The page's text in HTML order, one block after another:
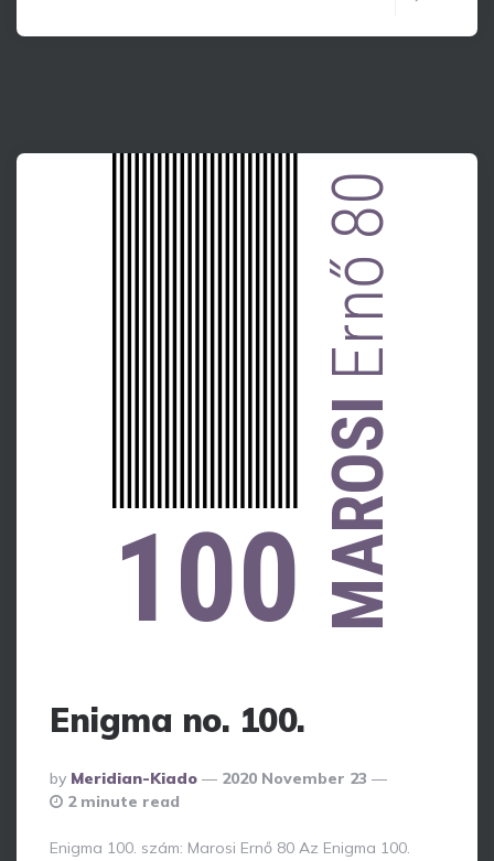
100 MAROSI
Ernő 80
Enigma no. 100.
Posted
By
By Meridian-Kiado
2020 November 23
2 minute read
Enigma 100. szám: Marosi Ernő 80 Az Enigma 100.